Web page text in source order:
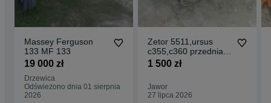
Massey Ferguson
133 MF 133
19 000 zł
Drzewica
Odświeżono dnia 01 sierpnia
2026
Zetor 5511,ursus
c355,c360 przednia
oś plaska
1 500 zł
Jawor
27 lipca 2026